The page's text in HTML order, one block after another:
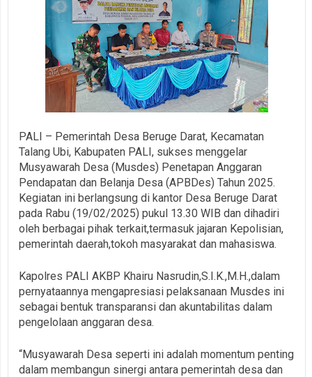
PALI – Pemerintah Desa Beruge Darat, Kecamatan
Talang Ubi, Kabupaten PALI, sukses menggelar
Musyawarah Desa (Musdes) Penetapan Anggaran
Pendapatan dan Belanja Desa (APBDes) Tahun 2025.
Kegiatan ini berlangsung di kantor Desa Beruge Darat
pada Rabu (19/02/2025) pukul 13.30 WIB dan dihadiri
oleh berbagai pihak terkait,termasuk jajaran Kepolisian,
pemerintah daerah,tokoh masyarakat dan mahasiswa.
Kapolres PALI AKBP Khairu Nasrudin,S.I.K.,M.H.,dalam
pernyataannya mengapresiasi pelaksanaan Musdes ini
sebagai bentuk transparansi dan akuntabilitas dalam
pengelolaan anggaran desa.
“Musyawarah Desa seperti ini adalah momentum penting
dalam membangun sinergi antara pemerintah desa dan